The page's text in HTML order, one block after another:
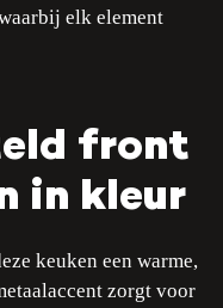
elk element
front
in kleur
keuken een warme,
zorgt voor